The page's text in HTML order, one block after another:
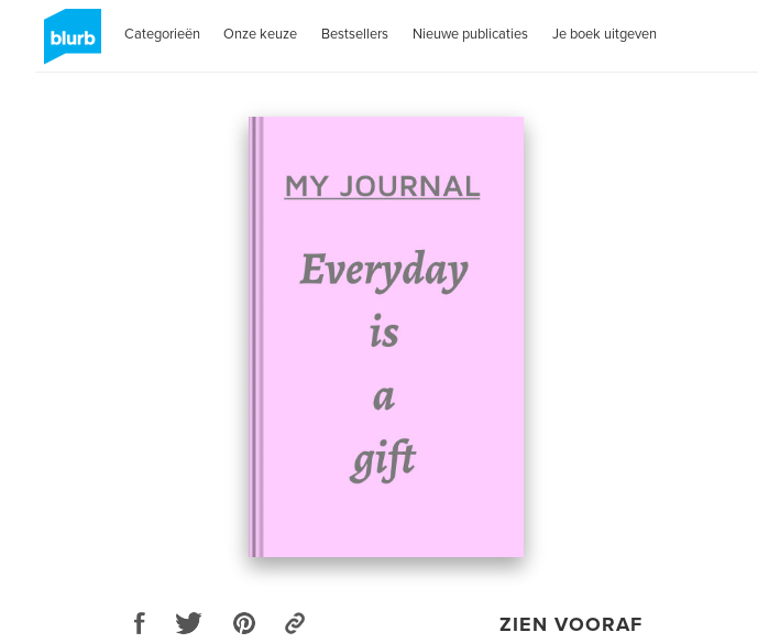
Categorieën Onze keuze Bestsellers Nieuwe publicaties Je boek uitgeven
ZIEN VOORAF